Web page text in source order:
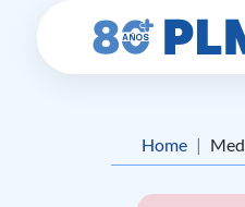
Home